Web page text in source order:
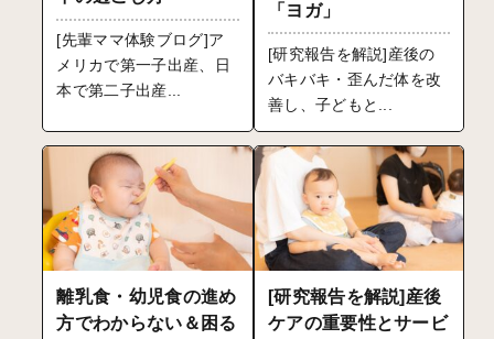
[先輩ママ体験ブログ]ア
メリカで第一子出産、日
本で第二子出産...
「ヨガ」
[研究報告を解説]産後の
バキバキ・歪んだ体を改
善し、子どもと...
離乳食・幼児食の進め
方でわからない＆困る
[研究報告を解説]産後
ケアの重要性とサービ